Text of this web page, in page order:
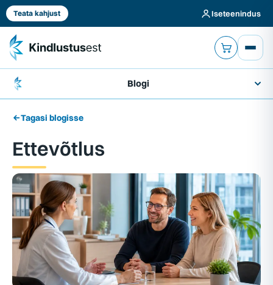
Teata kahjust Iseteenindus
Blogi
Tagasi blogisse
Ettevõtlus